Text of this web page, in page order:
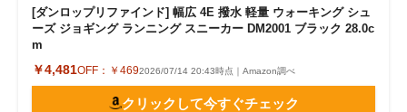
[ダンロップリファインド] 幅広 4E 撥水 軽量 ウォーキング シュ
ーズ ジョギング ランニング スニーカー DM2001 ブラック 28.0c
m
￥4,481OFF： ￥4692026/07/14 20:43時点｜Amazon調べ
クリックして今すぐチェック